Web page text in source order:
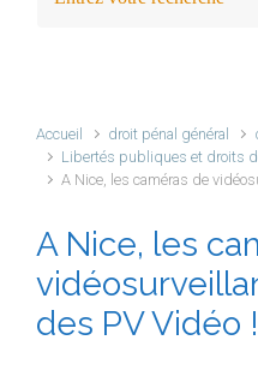
Accueil droit pénal général
Libertés publiques et droits
A Nice, les caméras de
A Nice, les
des PV Vidéo !